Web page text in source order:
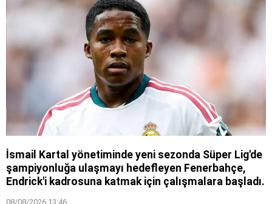
İsmail Kartal yönetiminde yeni sezonda Süper Lig'de
şampiyonluğa ulaşmayı hedefleyen Fenerbahçe,
Endrick'i kadrosuna katmak için çalışmalara başladı.
08/08/2026 13:46